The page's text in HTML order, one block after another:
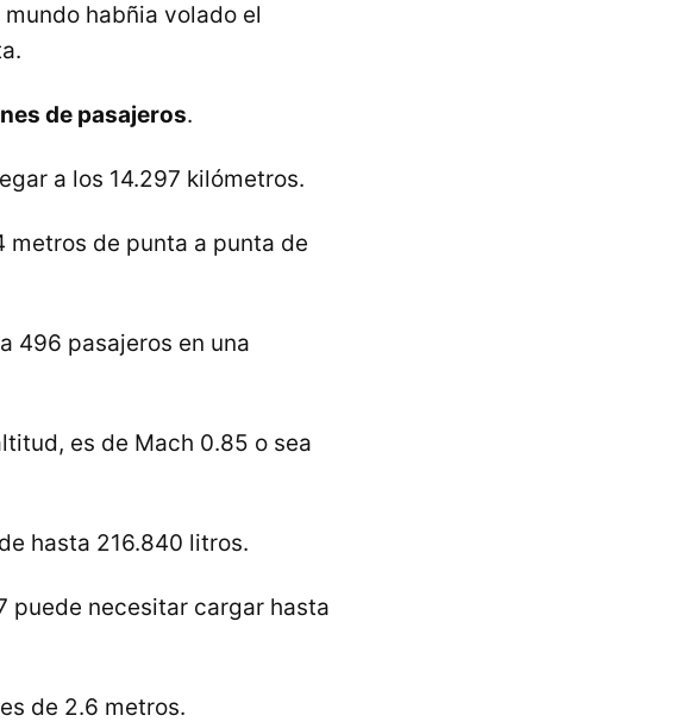
habñia volado el
de pasajeros.
a los 14.297 kilómetros.
metros de punta a punta de
496 pasajeros en una
es de Mach 0.85 o sea
hasta 216.840 litros.
puede necesitar cargar hasta
de 2.6 metros.